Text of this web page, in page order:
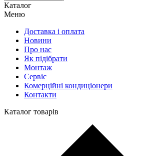
Каталог
Меню
Доставка і оплата
Новини
Про нас
Як підібрати
Монтаж
Сервіс
Комерційні кондиціонери
Контакти
Каталог товарів